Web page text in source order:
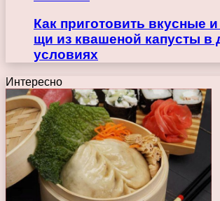
Как приготовить вкусные
щи из квашеной капусты в
условиях
Интересно